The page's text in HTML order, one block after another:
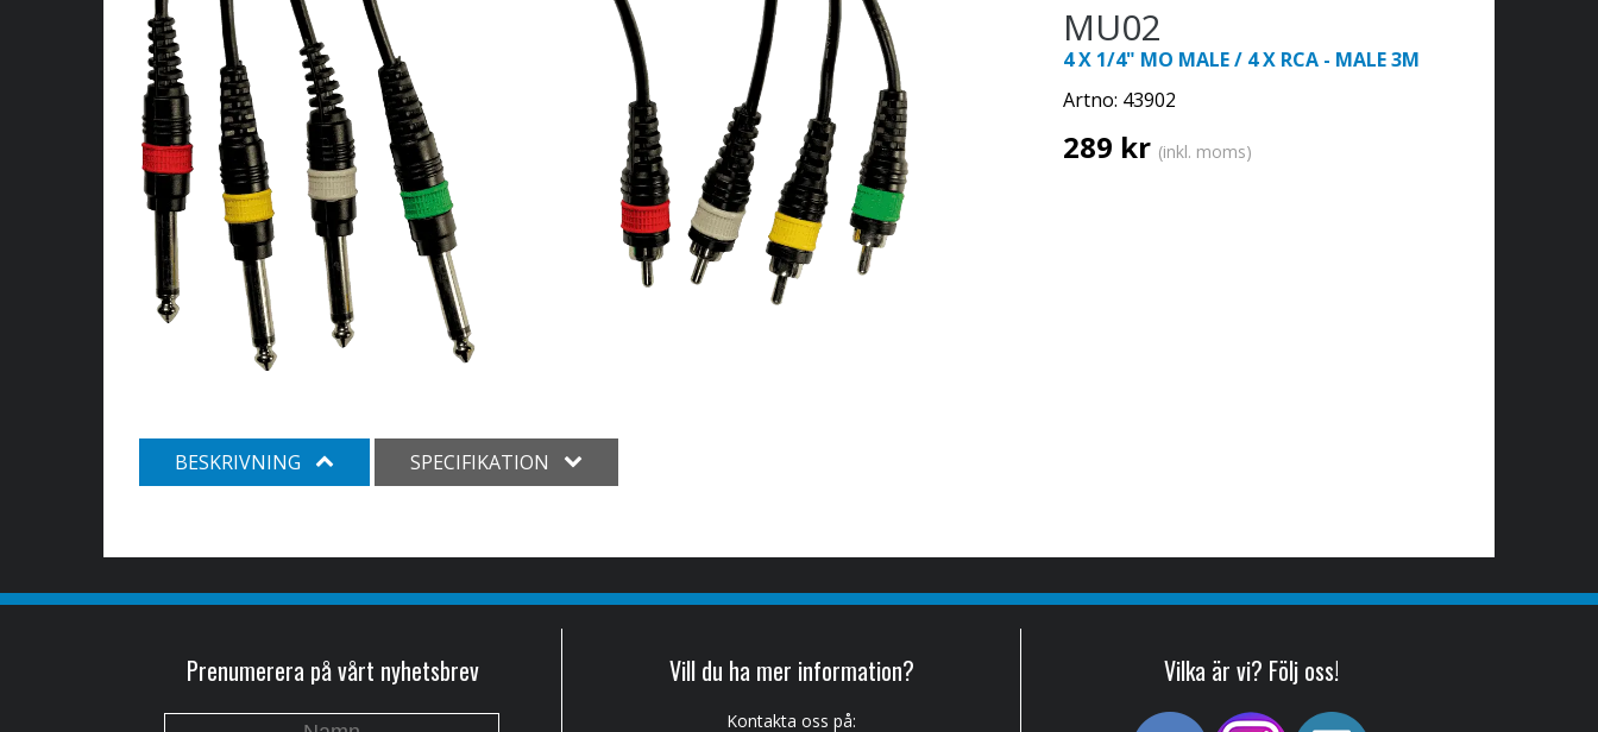
MU02
4 X 1/4" MO MALE / 4 X RCA - MALE 3M
Artno: 43902
289 kr (inkl. moms)
BESKRIVNING SPECIFIKATION
Prenumerera på vårt nyhetsbrev Vill du ha mer information?
Kontakta oss på:
Vilka är vi? Följ oss!